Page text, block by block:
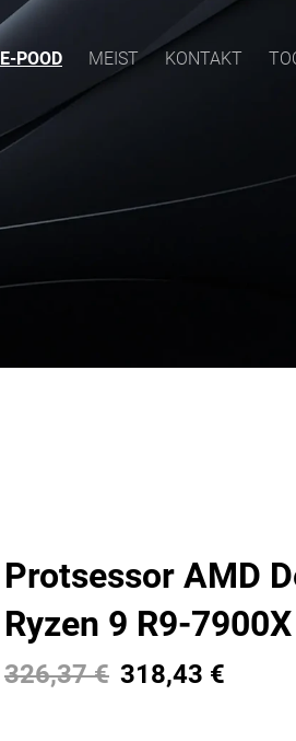
E-POOD MEIST KONTAKT
Protsessor AMD
Ryzen 9 R9-7900X
326,37 € 318,43 €